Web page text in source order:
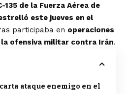
135 de la Fuerza Aérea de
este jueves en el
participaba en operaciones
ofensiva militar contra Irán.
ataque enemigo en el